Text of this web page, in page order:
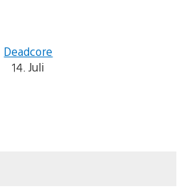
Deadcore
14. Juli